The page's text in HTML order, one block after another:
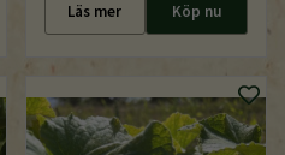
Läs mer Köp nu